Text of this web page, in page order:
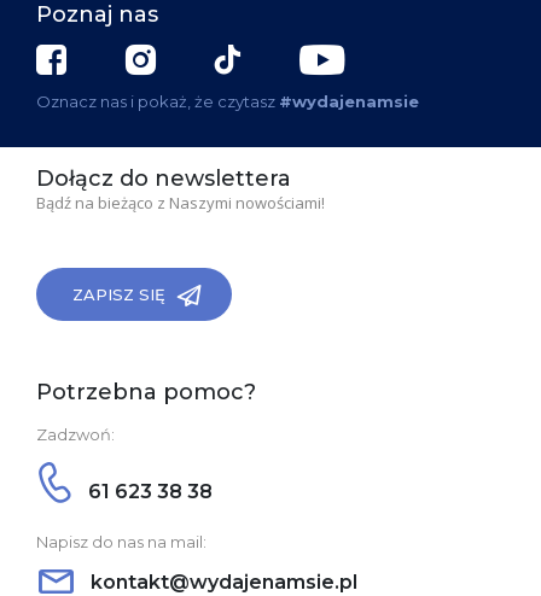
Poznaj nas
Oznacz nas i pokaż, że czytasz #wydajenamsie
Dołącz do newslettera
Bądź na bieżąco z Naszymi nowościami!
ZAPISZ SIĘ
Potrzebna pomoc?
Zadzwoń:
61 623 38 38
Napisz do nas na mail:
kontakt@wydajenamsie.pl